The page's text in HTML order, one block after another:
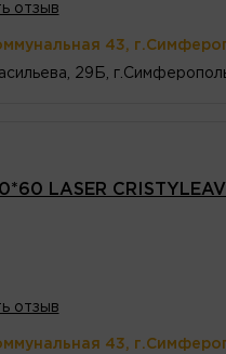
отзыв
43,
29Б,
LASER
отзыв
43,